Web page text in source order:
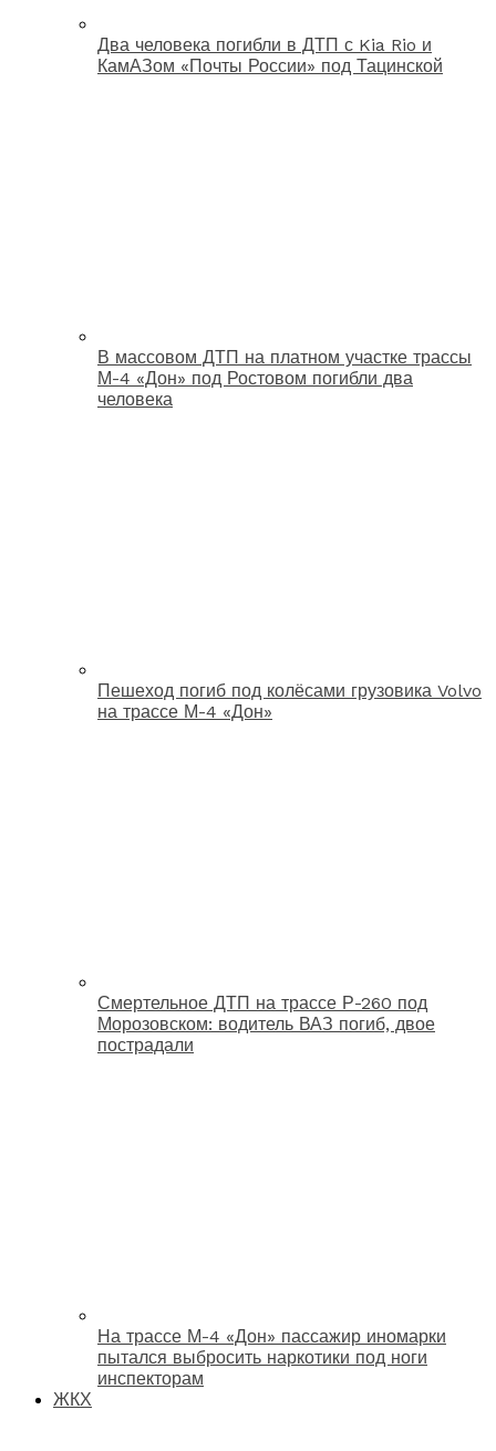
Два человека погибли в ДТП с Kia Rio и
КамАЗом «Почты России» под Тацинской
В массовом ДТП на платном участке трассы
М-4 «Дон» под Ростовом погибли два
человека
Пешеход погиб под колёсами грузовика Volvo
на трассе М-4 «Дон»
Смертельное ДТП на трассе Р-260 под
Морозовском: водитель ВАЗ погиб, двое
пострадали
На трассе М-4 «Дон» пассажир иномарки
пытался выбросить наркотики под ноги
инспекторам
ЖКХ